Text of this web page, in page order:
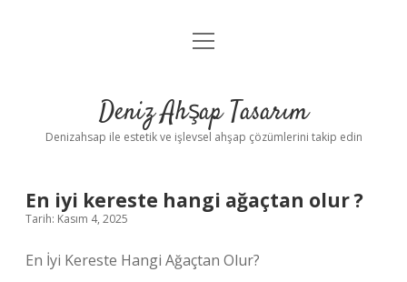
Anasayfa
Yasal Uyarı
menüyü
Deniz Ahşap Tasarım
Denizahsap ile estetik ve işlevsel ahşap çözümlerini takip edin
En iyi kereste hangi ağaçtan olur ?
Tarih: Kasım 4, 2025
En İyi Kereste Hangi Ağaçtan Olur?